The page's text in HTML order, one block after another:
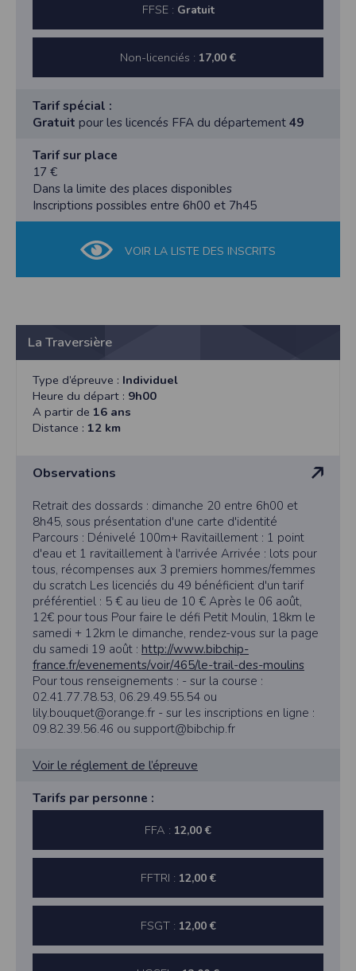
FFSE : Gratuit
Non-licenciés : 17,00 €
Tarif spécial :
Gratuit pour les licencés FFA du département49
Tarif sur place
17 €
Dans la limite des places disponibles
Inscriptions possibles entre 6h00 et 7h45
VOIR LA LISTE DES INSCRITS
La Traversière
Type d’épreuve : Individuel
Heure du départ : 9h00
A partir de 16 ans
Distance : 12 km
Observations
Retrait des dossards : dimanche 20 entre 6h00 et
8h45, sous présentation d'une carte d'identité
Parcours : Dénivelé 100m+ Ravitaillement : 1 point
d'eau et 1 ravitaillement à l'arrivée Arrivée : lots pour
tous, récompenses aux 3 premiers hommes/femmes
du scratch Les licenciés du 49 bénéficient d'un tarif
préférentiel : 5 € au lieu de 10 € Après le 06 août,
12€ pour tous Pour faire le défi Petit Moulin, 18km le
samedi + 12km le dimanche, rendez-vous sur la page
du samedi 19 août : http://www.bibchip-
france.fr/evenements/voir/465/le-trail-des-moulins
Pour tous renseignements : - sur la course :
02.41.77.78.53, 06.29.49.55.54 ou
lily.bouquet@orange.fr - sur les inscriptions en ligne :
09.82.39.56.46 ou support@bibchip.fr
Voir le réglement de l’épreuve
Tarifs par personne :
FFA : 12,00 €
FFTRI : 12,00 €
FSGT : 12,00 €